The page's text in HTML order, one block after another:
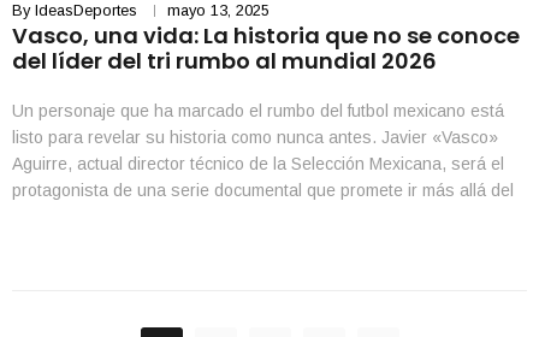
By IdeasDeportes mayo 13, 2025
Vasco, una vida: La historia que no se conoce
del líder del tri rumbo al mundial 2026
Un personaje que ha marcado el rumbo del futbol mexicano está
listo para revelar su historia como nunca antes. Javier «Vasco»
Aguirre, actual director técnico de la Selección Mexicana, será el
protagonista de una serie documental que promete ir más allá del